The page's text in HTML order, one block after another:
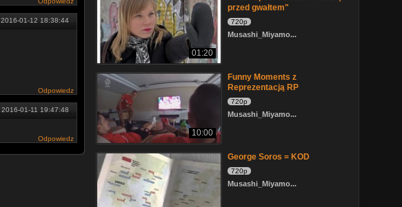
2016-01-12 18:38:44
Odpowiedz
2016-01-11 19:47:48
Odpowiedz
01:20
przed gwałtem"
720p
Musashi_Miyamo...
10:00
Funny Moments z
Reprezentacją RP
720p
Musashi_Miyamo...
George Soros = KOD
720p
Musashi_Miyamo...